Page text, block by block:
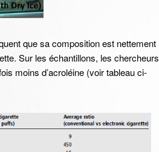
que sa composition est nettement
Sur les échantillons, les chercheurs
moins d’acroléine (voir tableau ci-